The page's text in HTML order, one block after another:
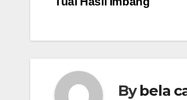
navigation
Bybela